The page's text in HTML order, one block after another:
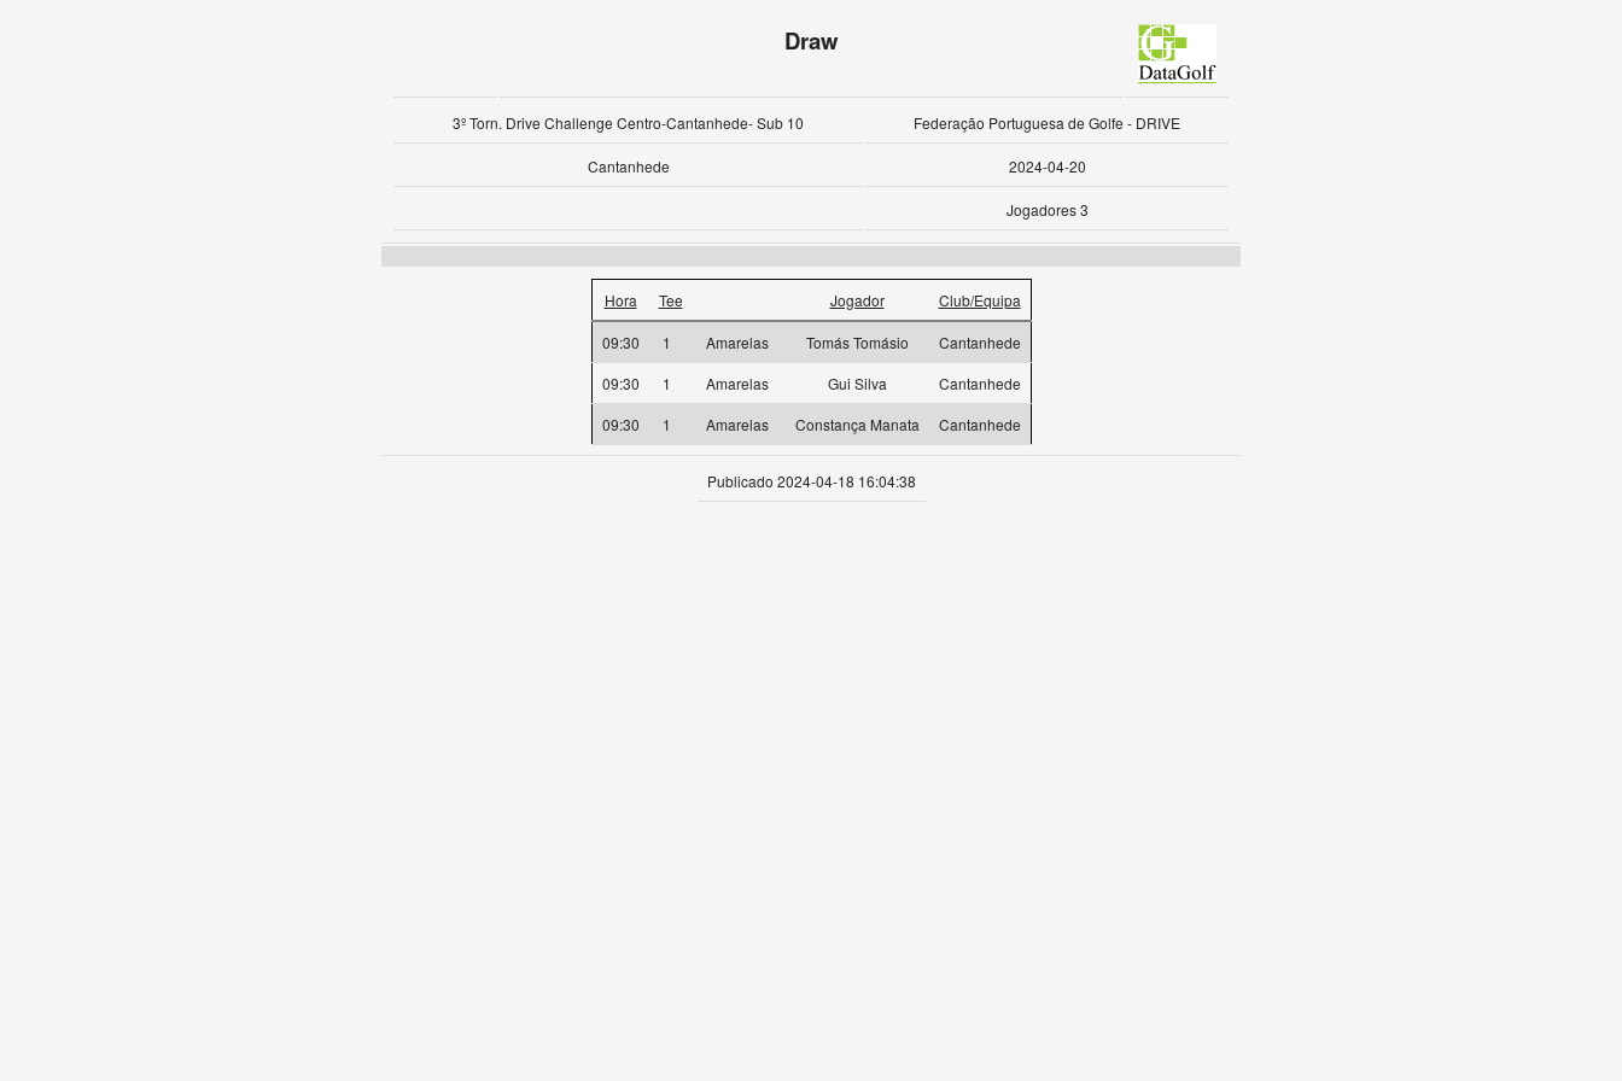
Draw
3º Torn. Drive Challenge Centro-Cantanhede- Sub 10 Federação Portuguesa de Golfe - DRIVE
Cantanhede 2024-04-20
Jogadores 3
Hora Tee Jogador Club/Equipa
09:30 1 Amarelas Tomás Tomásio
Cantanhede
09:30
1 Amarelas Gui Silva
Cantanhede
09:30
1 Amarelas Constança Manata Cantanhede
Publicado 2024-04-18 16:04:38